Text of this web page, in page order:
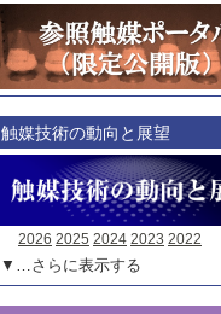
触媒技術の動向と展望
2026 2025 2024 2023 2022
▼…さらに表示する